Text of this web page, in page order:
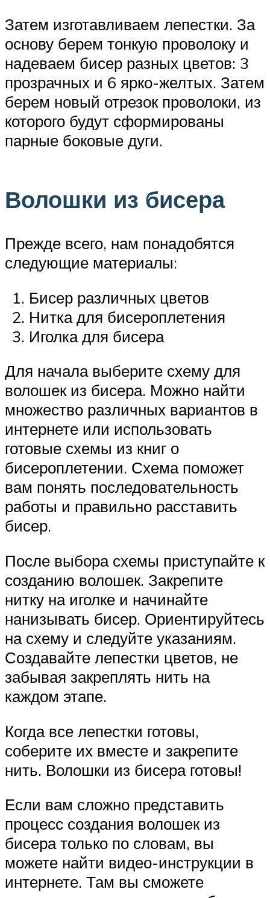
Затем изготавливаем лепестки. За
основу берем тонкую проволоку и
надеваем бисер разных цветов: 3
прозрачных и 6 ярко-желтых. Затем
берем новый отрезок проволоки, из
которого будут сформированы
парные боковые дуги.
Волошки из бисера
Прежде всего, нам понадобятся
следующие материалы:
Бисер различных цветов
Нитка для бисероплетения
Иголка для бисера
Для начала выберите схему для
волошек из бисера. Можно найти
множество различных вариантов в
интернете или использовать
готовые схемы из книг о
бисероплетении. Схема поможет
вам понять последовательность
работы и правильно расставить
бисер.
После выбора схемы приступайте к
созданию волошек. Закрепите
нитку на иголке и начинайте
нанизывать бисер. Ориентируйтесь
на схему и следуйте указаниям.
Создавайте лепестки цветов, не
забывая закреплять нить на
каждом этапе.
Когда все лепестки готовы,
соберите их вместе и закрепите
нить. Волошки из бисера готовы!
Если вам сложно представить
процесс создания волошек из
бисера только по словам, вы
можете найти видео-инструкции в
интернете. Там вы сможете